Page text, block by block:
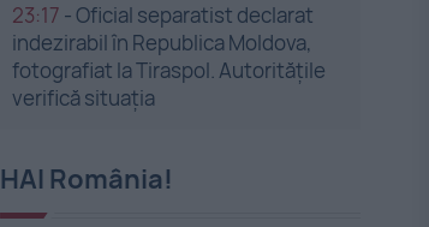
23:17 -Oficial separatist declarat
indezirabil în Republica Moldova,
fotografiat la Tiraspol. Autoritățile
verifică situația
HAI România!